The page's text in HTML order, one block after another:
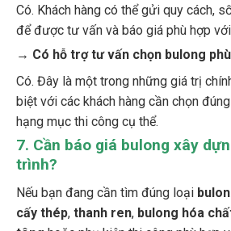
để được tư vấn và báo giá phù hợp
→ Có hỗ trợ tư vấn chọn bulong phù
biệt với các khách hàng cần chọn
hạng mục thi công cụ thể.
7. Cần báo giá bulong xây
trình?
cấy thép,thanh ren,bulong hóa
tônghoặc phụ kiện thi công phù hợp